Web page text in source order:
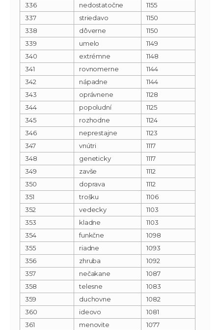
336
nedostatočne
1155
337
striedavo
1150
338
dôverne
1150
339
umelo
1149
340
extrémne
1148
341
rovnomerne
1144
342
nápadne
1144
343
oprávnene
1128
344
popoludní
1125
345
rozhodne
1124
346
neprestajne
1123
347
vnútri
1117
348
geneticky
1117
349
zavše
1112
350
doprava
1112
351
trošku
1106
352
vedecky
1103
353
kladne
1103
354
funkčne
1098
355
riadne
1093
356
zhruba
1092
357
nečakane
1087
358
telesne
1083
359
duchovne
1082
360
ideovo
1081
361
menovite
1077